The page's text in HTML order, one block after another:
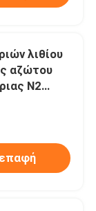
λιθίου
αζώτου
N2
επαφή